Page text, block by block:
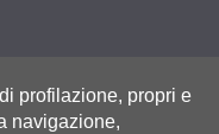
profilazione, propri e
navigazione,